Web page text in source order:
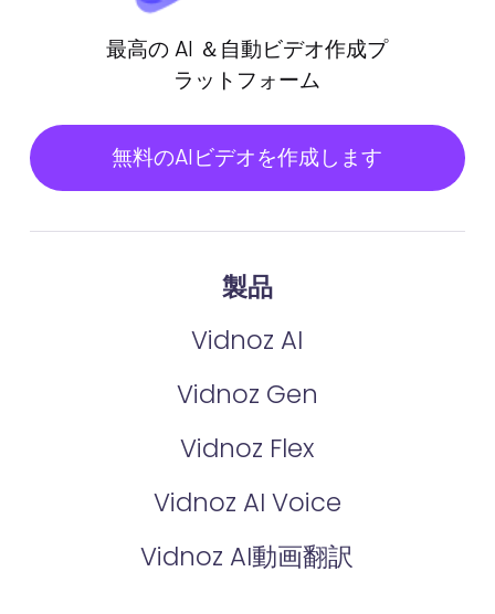
最高の AI ＆自動ビデオ作成プ
ラットフォーム
無料のAIビデオを作成します
製品
Vidnoz AI
Vidnoz Gen
Vidnoz Flex
Vidnoz AI Voice
Vidnoz AI動画翻訳